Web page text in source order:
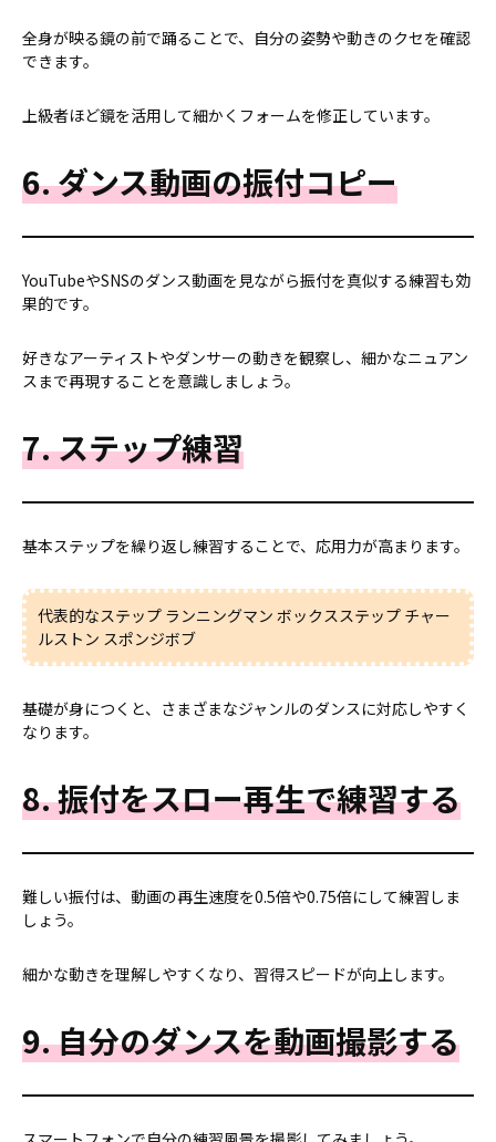
全身が映る鏡の前で踊ることで、自分の姿勢や動きのクセを確認
できます。
上級者ほど鏡を活用して細かくフォームを修正しています。
6. ダンス動画の振付コピー
YouTubeやSNSのダンス動画を見ながら振付を真似する練習も効
果的です。
好きなアーティストやダンサーの動きを観察し、細かなニュアン
スまで再現することを意識しましょう。
7. ステップ練習
基本ステップを繰り返し練習することで、応用力が高まります。
代表的なステップ ランニングマン ボックスステップ チャー
ルストン スポンジボブ
基礎が身につくと、さまざまなジャンルのダンスに対応しやすく
なります。
8. 振付をスロー再生で練習する
難しい振付は、動画の再生速度を0.5倍や0.75倍にして練習しま
しょう。
細かな動きを理解しやすくなり、習得スピードが向上します。
9. 自分のダンスを動画撮影する